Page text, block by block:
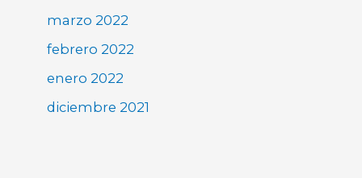
marzo 2022
febrero 2022
enero 2022
diciembre 2021